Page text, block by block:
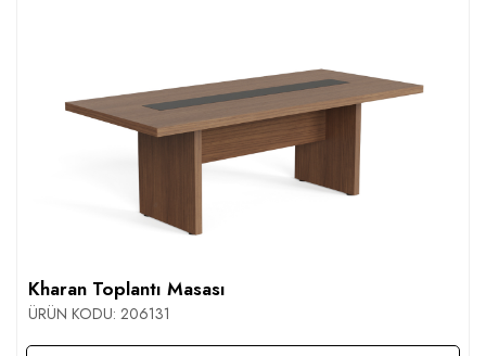
Kharan Toplantı Masası
ÜRÜN KODU: 206131